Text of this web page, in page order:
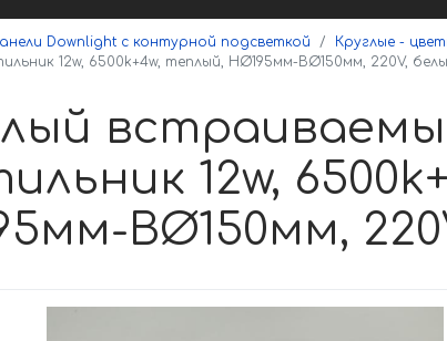
Downlight с контурной подсветкой
Круглые -
12w, 6500k+4w, теплый, НØ195мм-ВØ150мм, 220V,
12w,
ВØ150мм,